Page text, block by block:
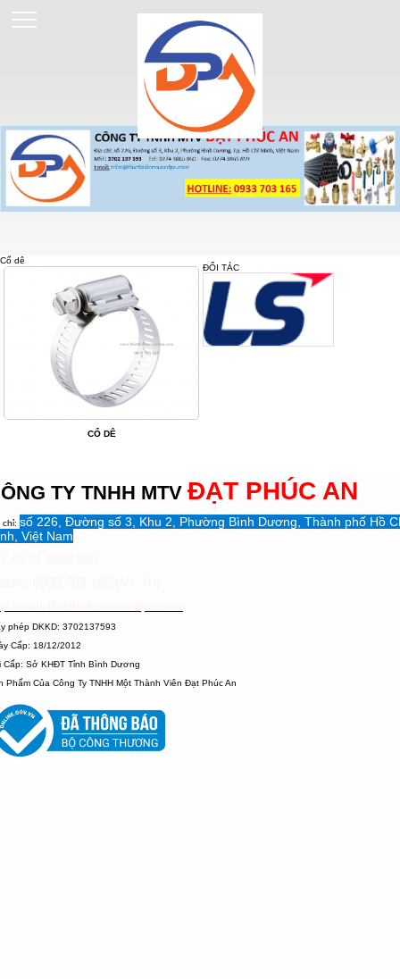
Cổ dê
CỔ DÊ
ĐỐI TÁC
TY TNHH MTV ĐẠT PHÚC AN
chỉ: số 226, Đường số 3, Khu 2, Phường Bình Dương, Thành phố Hồ
Việt Nam
phép DKKD: 3702137593
Cấp: 18/12/2012
Cấp: Sở KHĐT Tỉnh Bình Dương
Phẩm Của Công Ty TNHH Một Thành Viên Đạt Phúc An